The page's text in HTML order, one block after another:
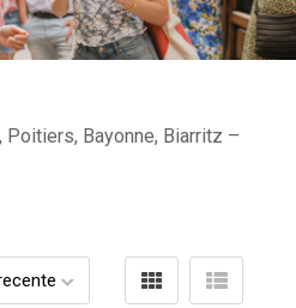
Poitiers, Bayonne, Biarritz –